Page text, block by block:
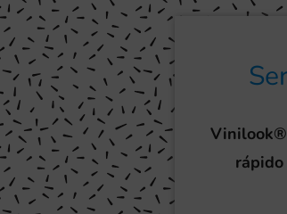
rápido